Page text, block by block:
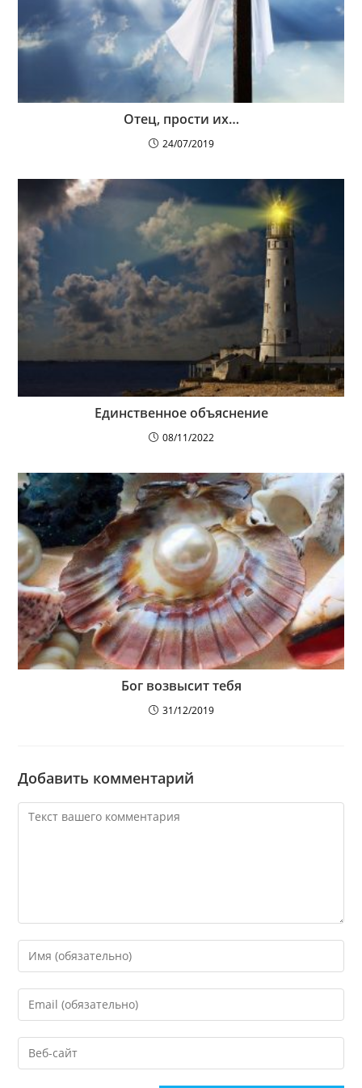
Отец, прости их…
24/07/2019
Единственное объяснение
08/11/2022
Бог возвысит тебя
31/12/2019
Добавить комментарий